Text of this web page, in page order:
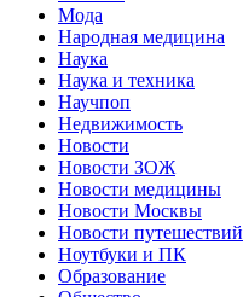
Мода
Народная медицина
Наука
Наука и техника
Научпоп
Недвижимость
Новости
Новости ЗОЖ
Новости медицины
Новости Москвы
Новости путешествий
Ноутбуки и ПК
Образование